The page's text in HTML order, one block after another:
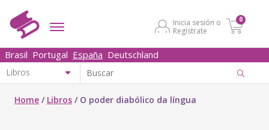
Inicia sesión o
Regístrate
0
Brasil Portugal España Deutschland
Home / Libros / O poder diabólico da língua